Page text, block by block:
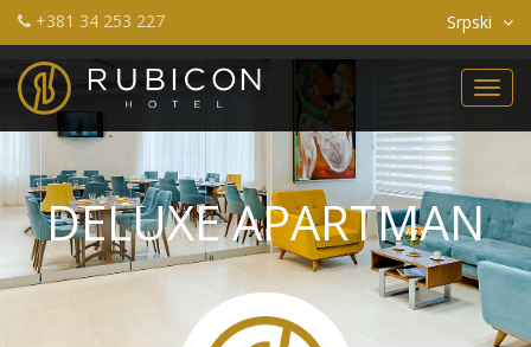
+381 34 253 227 Srpski
DELUXE APARTMAN